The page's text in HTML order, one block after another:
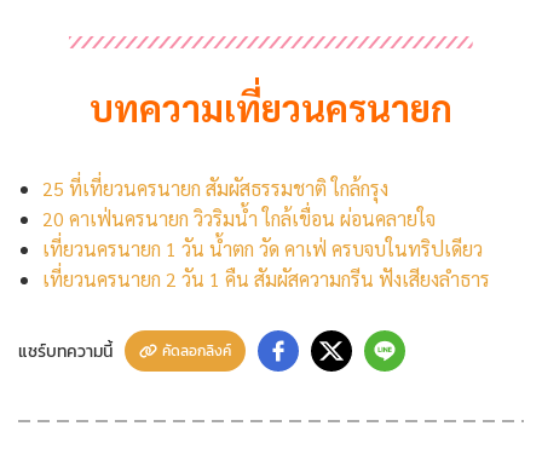
บทความเที่ยวนครนายก
25 ที่เที่ยวนครนายก สัมผัสธรรมชาติ ใกล้กรุง
20 คาเฟ่นครนายก วิวริมน้ำ ใกล้เขื่อน ผ่อนคลายใจ
เที่ยวนครนายก 1 วัน น้ำตก วัด คาเฟ่ ครบจบในทริปเดียว
เที่ยวนครนายก 2 วัน 1 คืน สัมผัสความกรีน ฟังเสียงลำธาร
แชร์บทความนี้ คัดลอกลิงค์